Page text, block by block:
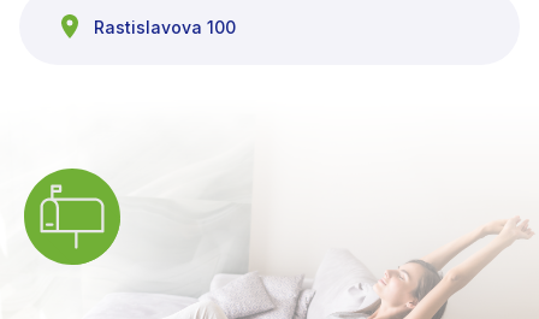
Rastislavova 100